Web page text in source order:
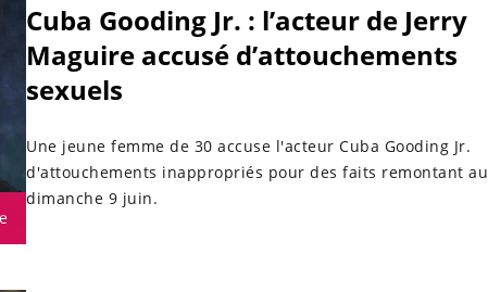
Cuba Gooding Jr. : l’acteur de Jerry
Maguire accusé d’attouchements
sexuels
Une jeune femme de 30 accuse l'acteur Cuba Gooding Jr.
d'attouchements inappropriés pour des faits remontant au
dimanche 9 juin.